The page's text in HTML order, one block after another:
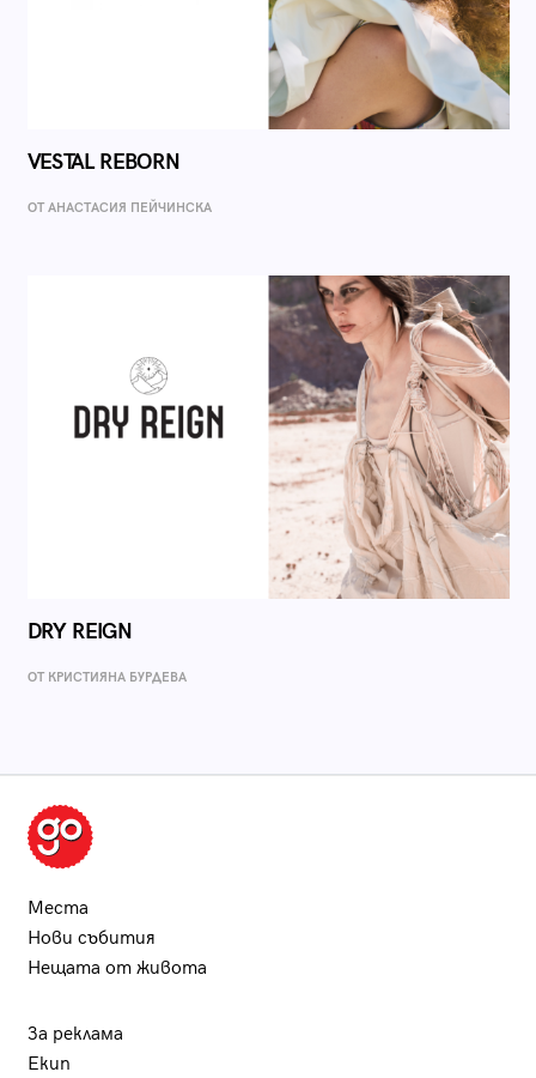
VESTAL REBORN
ОТ AНАСТАСИЯ ПЕЙЧИНСКА
DRY REIGN
ОТ КРИСТИЯНА БУРДЕВА
Места
Нови събития
Нещата от живота
За реклама
Екип